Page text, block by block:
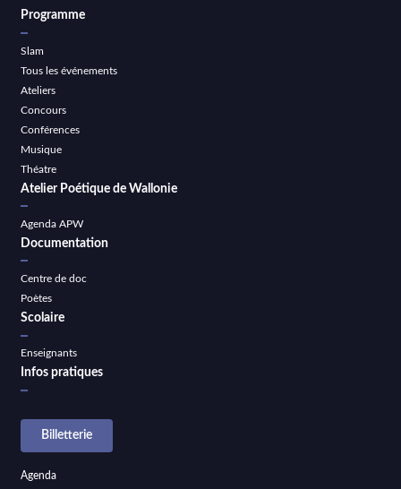
Programme
Slam
Tous les événements
Ateliers
Concours
Conférences
Musique
Théatre
Atelier Poétique de Wallonie
Agenda APW
Documentation
Centre de doc
Poètes
Scolaire
Enseignants
Infos pratiques
Billetterie
Agenda